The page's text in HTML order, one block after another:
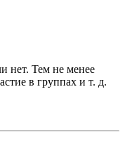
нет. Тем не менее
в группах и т. д.